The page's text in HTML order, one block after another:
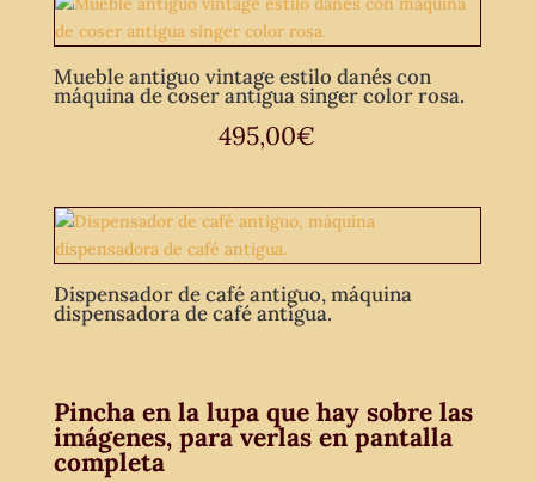
Mueble antiguo vintage estilo danés con
máquina de coser antigua singer color rosa.
495,00€
Dispensador de café antiguo, máquina
dispensadora de café antigua.
Pincha en la lupa que hay sobre las
imágenes, para verlas en pantalla
completa